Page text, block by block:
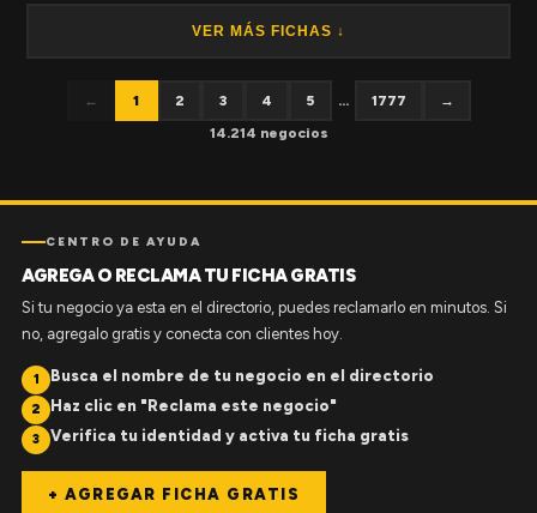
VER MÁS FICHAS ↓
← 1 2 3 4 5 ... 1777
→
14.214 negocios
CENTRO DE AYUDA
AGREGA O RECLAMA TU FICHA GRATIS
Si tu negocio ya esta en el directorio, puedes reclamarlo en minutos. Si
no, agregalo gratis y conecta con clientes hoy.
1 Busca el nombre de tu negocio en el directorio
2 Haz clic en "Reclama este negocio"
3 Verifica tu identidad y activa tu ficha gratis
+ AGREGAR FICHA GRATIS